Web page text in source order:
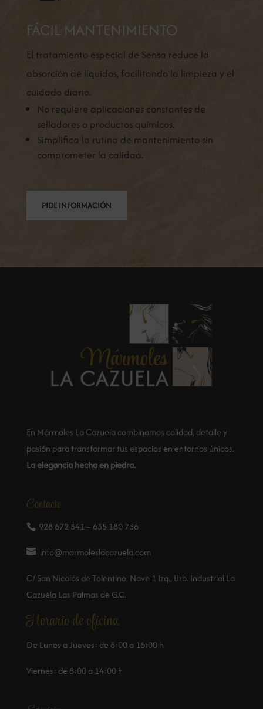
FÁCIL MANTENIMIENTO
El tratamiento especial de Sensa reduce la
absorción de líquidos, facilitando la limpieza y el
cuidado diario.
No requiere aplicaciones constantes de
selladores o productos químicos.
Simplifica la rutina de mantenimiento sin
comprometer la calidad.
PIDE INFORMACIÓN
En Mármoles La Cazuela combinamos calidad, detalle y
pasión para transformar tus espacios en entornos únicos.
La elegancia hecha en piedra.
Contacto
928 672 541 – 635 180 736
info@marmoleslacazuela.com
C/ San Nicolás de Tolentino, Nave 1 Izq., Urb. Industrial La
Cazuela Las Palmas de G.C.
Horario de oficina
De Lunes a Jueves: de 8:00 a 16:00 h
Viernes: de 8:00 a 14:00 h